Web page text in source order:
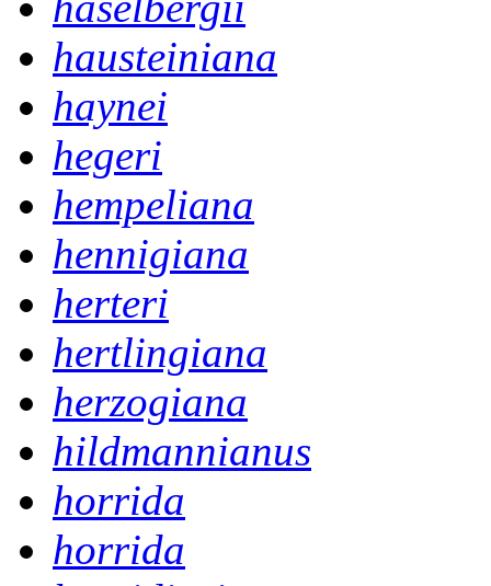
hausteiniana
haynei
hegeri
hempeliana
hennigiana
herteri
hertlingiana
herzogiana
hildmannianus
horrida
horrida